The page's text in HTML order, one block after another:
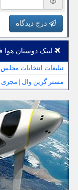
درج دیدگاه
لینک دوستان هوا
تبلیغات انتخابات مجلس
مستر گرین وال | مجری